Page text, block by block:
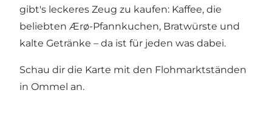
gibt's leckeres Zeug zu kaufen: Kaffee, die
beliebten Ærø-Pfannkuchen, Bratwürste und
kalte Getränke – da ist für jeden was dabei.
Schau dir die Karte mit den Flohmarktständen
in Ommel an.